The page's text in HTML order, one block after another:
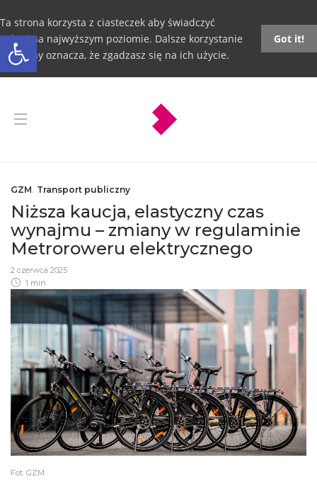
Otwórz pasek narzędzi
Ta strona korzysta z ciasteczek aby świadczyć
usługi na najwyższym poziomie. Dalsze korzystanie
ze strony oznacza, że zgadzasz się na ich użycie.
Got it!
GZM, Transport publiczny
Niższa kaucja, elastyczny czas
wynajmu – zmiany w regulaminie
Metroroweru elektrycznego
2 czerwca 2025
1 min
Fot. GZM